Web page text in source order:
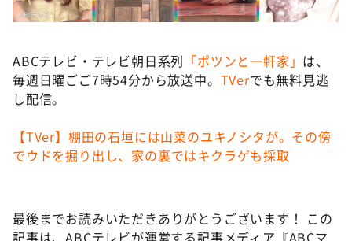
ABCテレビ・テレビ朝日系列 「ポツンと一軒家」 は、
毎週日曜ごご7時54分から放送中。 TVerでも無料見逃
し配信。
【TVer】棚田の石垣には山菜のユキノシタが。その傍
でウドを掘り出し、家の裏ではキクラゲも採取
最後までお読みいただきありがとうございます！ この
記事は、ABCテレビが運営する記事メディア『ABCマ